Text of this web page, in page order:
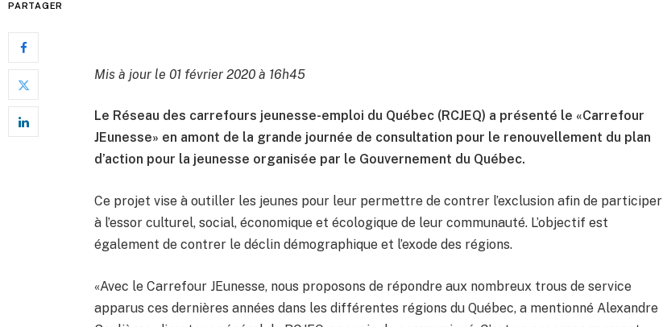
PARTAGER
Mis à jour le 01 février 2020 à 16h45
Le Réseau des carrefours jeunesse-emploi du Québec (RCJEQ) a présenté le «Carrefour
JEunesse» en amont de la grande journée de consultation pour le renouvellement du plan
d’action pour la jeunesse organisée par le Gouvernement du Québec.
Ce projet vise à outiller les jeunes pour leur permettre de contrer l’exclusion afin de participer
à l’essor culturel, social, économique et écologique de leur communauté. L’objectif est
également de contrer le déclin démographique et l’exode des régions.
«Avec le Carrefour JEunesse, nous proposons de répondre aux nombreux trous de service
apparus ces dernières années dans les différentes régions du Québec, a mentionné Alexandre